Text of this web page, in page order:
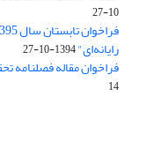
10-27
رایانه‌ای"1394-10-27
فراخوان مقاله فصلنامه
14